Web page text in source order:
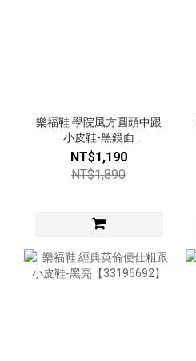
樂福鞋 學院風方圓頭中跟
小皮鞋-黑鏡面
【2989332】
NT$1,190
NT$1,890